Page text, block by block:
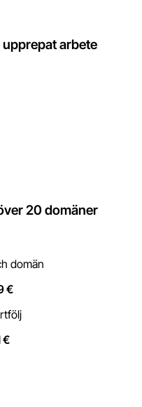
arbete
20 domäner
domän
€
€